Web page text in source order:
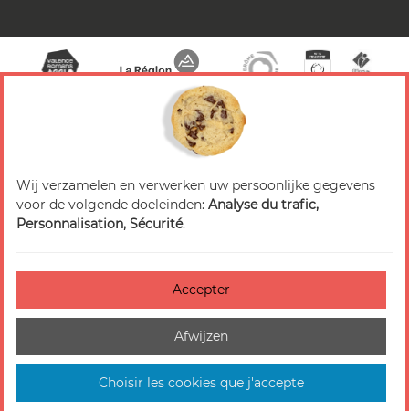
© 2026 Valence Romans Tourisme — Alle rechten
voorbehouden
Titels
Accessibilité : non-conforme
Beheer van cookies
Plattegrond van de site
In Frankrijk gemaakt door
Wij verzamelen en verwerken uw persoonlijke gegevens
voor de volgende doeleinden: Analyse du trafic,
Personnalisation, Sécurité.
Accepter
Afwijzen
Choisir les cookies que j'accepte